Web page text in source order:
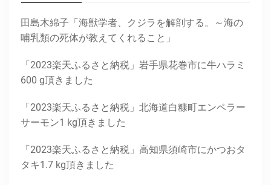
田島木綿子「海獣学者、クジラを解剖する。～海の
哺乳類の死体が教えてくれること」
「2023楽天ふるさと納税」岩手県花巻市に牛ハラミ
600 g頂きました
「2023楽天ふるさと納税」北海道白糠町エンペラー
サーモン1 kg頂きました
「2023楽天ふるさと納税」高知県須崎市にかつおタ
タキ1.7 kg頂きました